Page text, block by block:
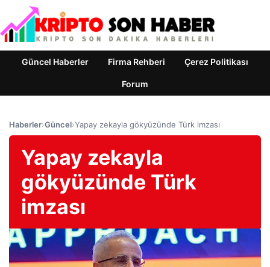
Güncel Haberler Firma Rehberi Çerez Politikası
Forum
Haberler›Güncel›Yapay zekayla gökyüzünde Türk imzası
Yapay zekayla
gökyüzünde Türk
imzası